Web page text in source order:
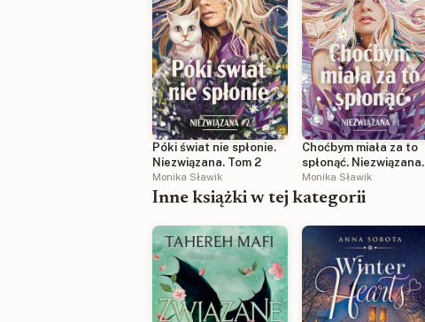
Póki świat nie spłonie.
Niezwiązana. Tom 2
Monika Sławik
Choćbym miała za to
spłonąć. Niezwiązana.
Tom 1
Monika Sławik
Inne książki w tej kategorii